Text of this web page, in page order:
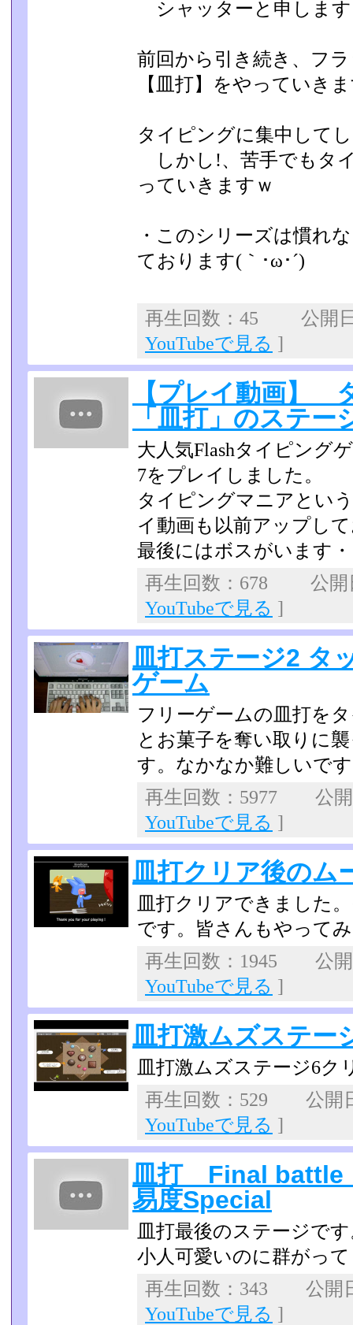
シャッターと申しま
前回から引き続き、フ
【皿打】をやっていき
タイピングに集中して
しかし!、苦手でもタ
っていきますｗ
・このシリーズは慣れ
ております(｀･ω･´)ゞ
再生回数：45 公開
YouTubeで見る ]
【プレイ動画】
「皿打」のステー
大人気Flashタイピング
7をプレイしました。
タイピングマニアとい
イ動画も以前アップし
最後にはボスがいます
再生回数：678 公
YouTubeで見る ]
皿打ステージ2 タ
ゲーム
フリーゲームの皿打を
とお菓子を奪い取りに
す。なかなか難しいで
再生回数：5977 公
YouTubeで見る ]
皿打クリア後のム
皿打クリアできました
です。皆さんもやって
再生回数：1945 公
YouTubeで見る ]
皿打激ムズステー
皿打激ムズステージ6ク
再生回数：529 公
YouTubeで見る ]
皿打 Final
易度Special
皿打最後のステージで
小人可愛いのに群がっ
再生回数：343 公開
YouTubeで見る ]